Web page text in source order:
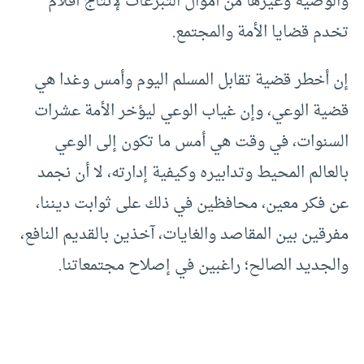
تخدم قضايا الأمة والمجتمع.
إن أخطر قضية تقابل المسلم اليوم وأمس وغدا هي
قضية الوعي، وإن غياب الوعي ليؤخر الأمة عشرات
السنوات، في وقت هي أمس ما تكون إلى الوعي
بالعالم المحيط وتدابيره وكيفية إدارته، لا أن نجمد
عن فكر معين، محافظين في ذلك على ثوابت ديننا،
مفرقين بين المقاصد والغايات، آخذين بالقديم النافع،
والجديد الصالح؛ راغبين في إصلاح مجتمعاتنا.